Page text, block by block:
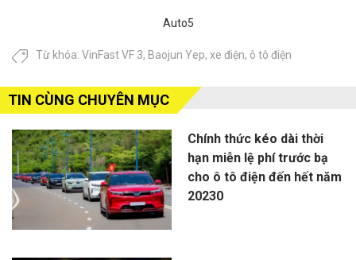
Auto5
Từ khóa: VinFast VF 3, Baojun Yep, xe điện, ô tô điện
TIN CÙNG CHUYÊN MỤC
Chính thức kéo dài thời
hạn miễn lệ phí trước bạ
cho ô tô điện đến hết năm
20230